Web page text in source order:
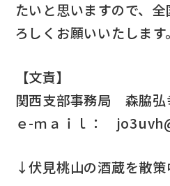
たいと思いますので、
ろしくお願いいたします。
【文責】
関西支部事務局 森脇弘
ｅ-ｍａｉｌ：
↓伏見桃山の酒蔵を散策